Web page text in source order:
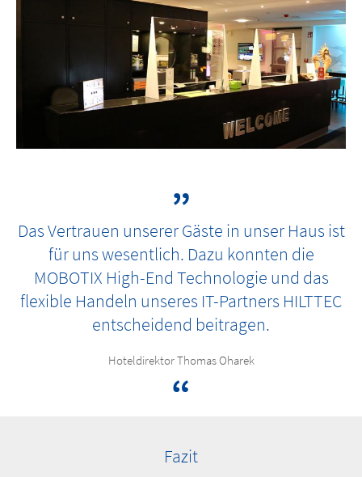
Das Vertrauen unserer Gäste in unser Haus ist
für uns wesentlich. Dazu konnten die
MOBOTIX High-End Technologie und das
flexible Handeln unseres IT-Partners HILTTEC
entscheidend beitragen.
Hoteldirektor Thomas Oharek
Fazit